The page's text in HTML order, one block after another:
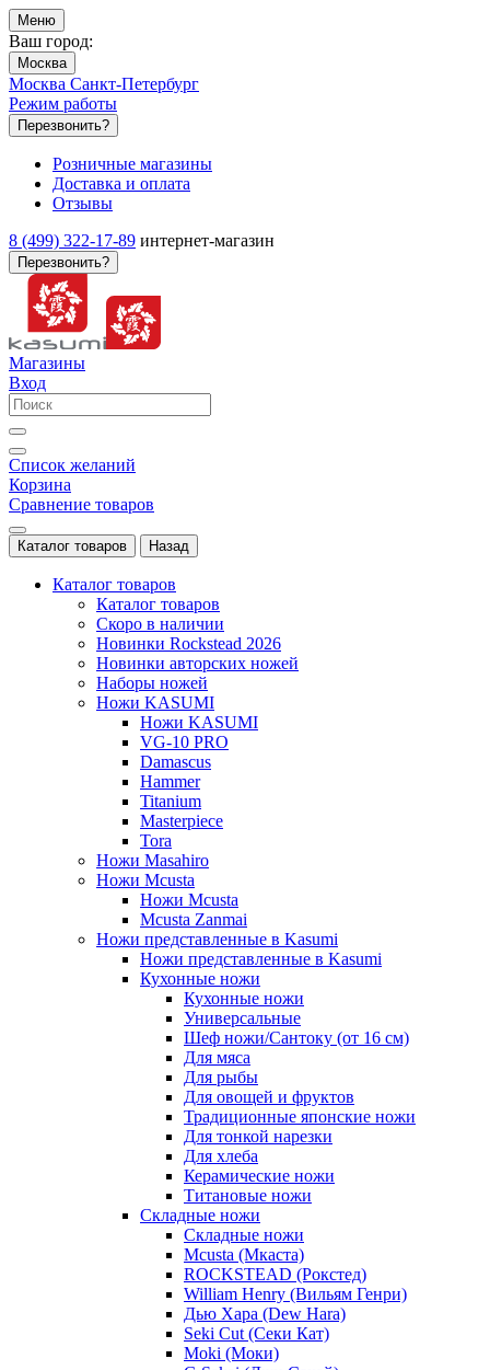
Меню
Ваш город:
Москва
Москва Санкт-Петербург
Режим работы
Перезвонить?
Розничные магазины
Доставка и оплата
Отзывы
8 (499) 322-17-89 интернет-магазин
Перезвонить?
Магазины
Вход
Список желаний
Корзина
Сравнение товаров
Каталог товаров Назад
Каталог товаров
Каталог товаров
Скоро в наличии
Новинки Rockstead 2026
Новинки авторских ножей
Наборы ножей
Ножи KASUMI
Ножи KASUMI
VG-10 PRO
Damascus
Hammer
Titanium
Masterpiece
Tora
Ножи Masahiro
Ножи Mcusta
Ножи Mcusta
Mcusta Zanmai
Ножи представленные в Kasumi
Ножи представленные в Kasumi
Кухонные ножи
Кухонные ножи
Универсальные
Шеф ножи/Сантоку (от 16 см)
Для мяса
Для рыбы
Для овощей и фруктов
Традиционные японские ножи
Для тонкой нарезки
Для хлеба
Керамические ножи
Титановые ножи
Складные ножи
Складные ножи
Mcusta (Мкаста)
ROCKSTEAD (Рокстед)
William Henry (Вильям Генри)
Дью Хара (Dew Hara)
Seki Cut (Секи Кат)
Moki (Моки)